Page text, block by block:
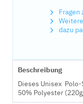
Fragen
dazu
Beschreibung
Dieses Unisex
50% Polyester